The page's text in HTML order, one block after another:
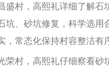
村，高熙礼详细了解石
坑、砂坑修复，科学选
，常态化保持村容整洁
村，高熙礼仔细察看砂